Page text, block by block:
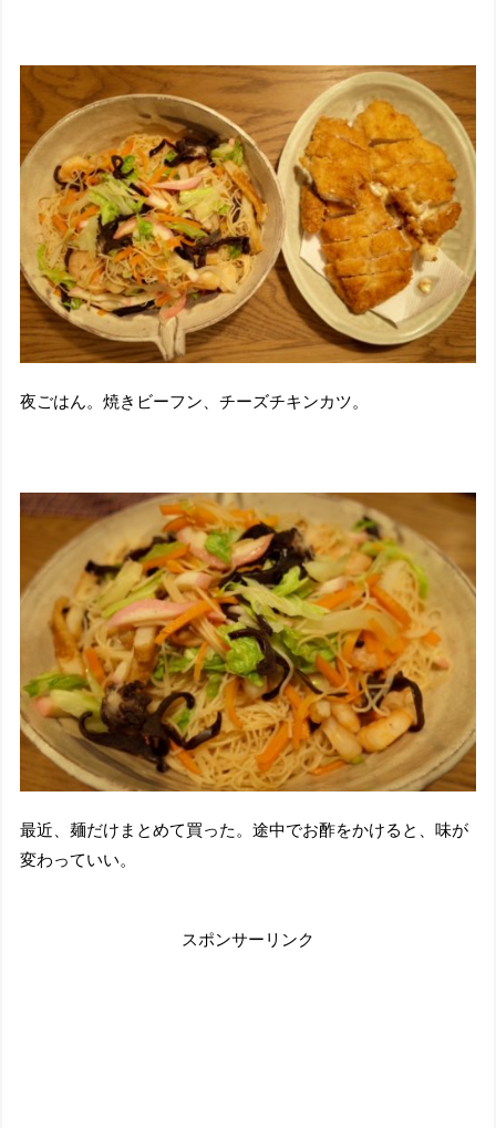
夜ごはん。焼きビーフン、チーズチキンカツ。
最近、麺だけまとめて買った。途中でお酢をかけると、味が
変わっていい。
スポンサーリンク